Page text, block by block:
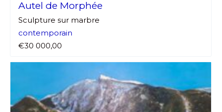
Autel de Morphée
Sculpture sur marbre
contemporain
€30 000,00